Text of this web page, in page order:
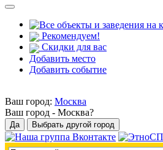
Рекомендуем!
Скидки для вас
Добавить место
Добавить событие
Ваш город: Москва
Ваш город - Москва?